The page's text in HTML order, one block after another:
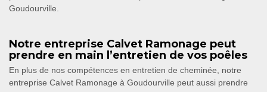
Goudourville.
Notre entreprise Calvet Ramonage peut
prendre en main l’entretien de vos poêles
En plus de nos compétences en entretien de cheminée, notre
entreprise Calvet Ramonage à Goudourville peut aussi prendre